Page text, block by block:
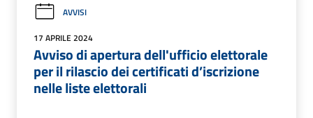
AVVISI
17 APRILE 2024
Avviso di apertura dell'ufficio elettorale
per il rilascio dei certificati d’iscrizione
nelle liste elettorali